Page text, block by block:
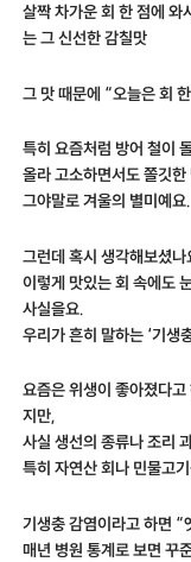
살짝 차가운 회 한 점에 와
는 그 신선한 감칠맛
그 맛 때문에 “오늘은 회
특히 요즘처럼 방어 철이
올라 고소하면서도 쫄깃
그야말로 겨울의 별미예요.
그런데 혹시 생각해보셨나
이렇게 맛있는 회 속에도
사실을요.
우리가 흔히 말하는 ‘기생
요즘은 위생이 좋아졌다
지만,
사실 생선의 종류나 조리
특히 자연산 회나 민물고
기생충 감염이라고 하면
매년 병원 통계로 보면 꾸